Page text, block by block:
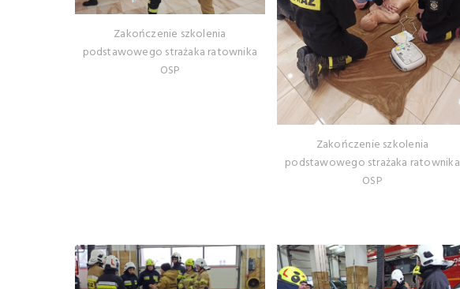
Zakończenie szkolenia
podstawowego strażaka ratownika
OSP
Zakończenie szkolenia
podstawowego strażaka ratownika
OSP